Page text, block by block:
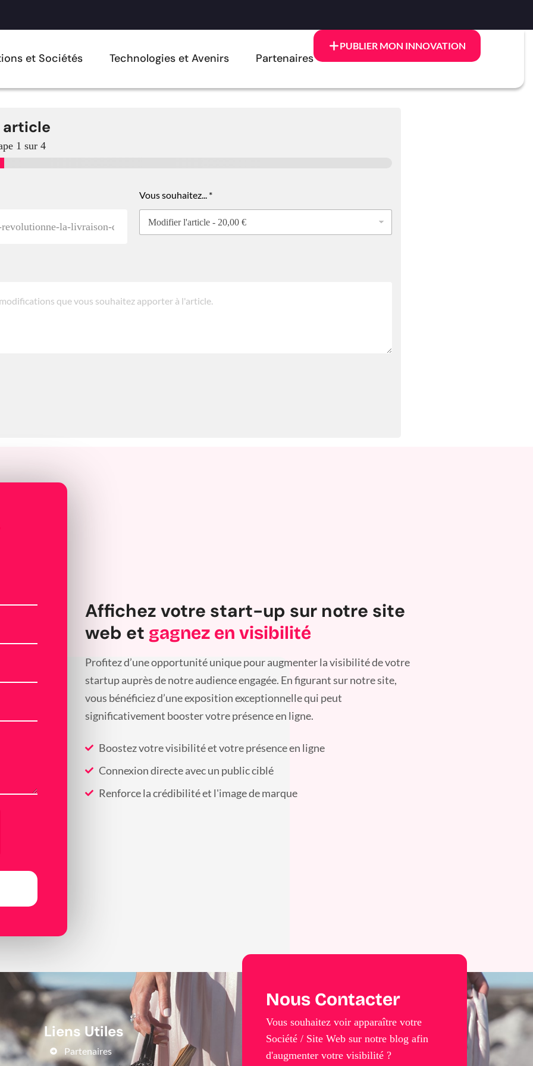
et Sociétés Technologies et Avenirs Partenaires
PUBLIER MON INNOVATION
article
1 sur 4
Vous souhaitez... *
Affichez votre start-up sur notre site
web et gagnez en visibilité
Profitez d’une opportunité unique pour augmenter la visibilité de votre
startup auprès de notre audience engagée. En figurant sur notre site,
vous bénéficiez d’une exposition exceptionnelle qui peut
significativement booster votre présence en ligne.
Boostez votre visibilité et votre présence en ligne
Connexion directe avec un public ciblé
Renforce la crédibilité et l'image de marque
Liens Utiles
Partenaires
Nous Contacter
Vous souhaitez voir apparaître votre
Société / Site Web sur notre blog afin
d'augmenter votre visibilité ?